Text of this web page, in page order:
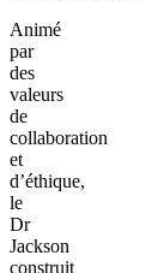
Animé
par
des
valeurs
de
collaboration
et
d’éthique,
le
Dr
Jackson
construit